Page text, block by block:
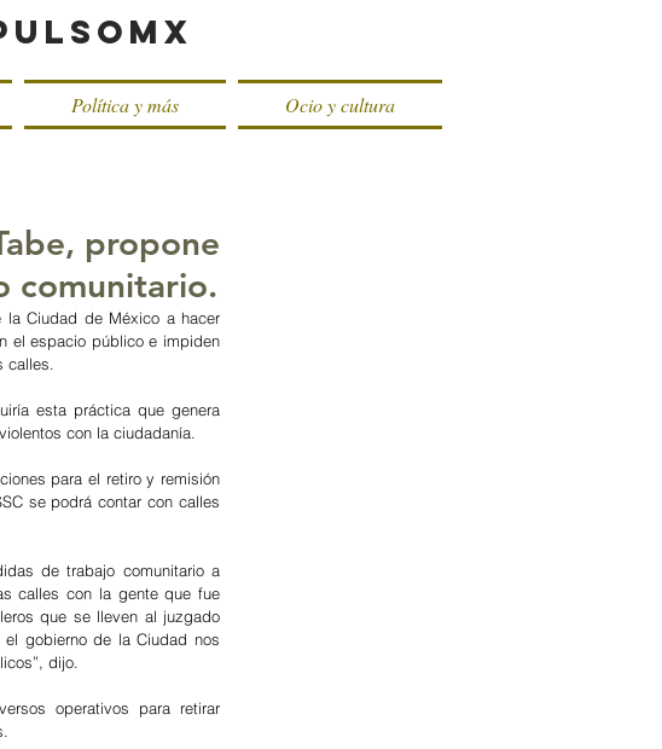
Política y más Ocio y cultura
propone
comunitario.
la Ciudad de México a hacer
el espacio público e impiden
calles.
esta práctica que genera
con la ciudadanía.
para el retiro y remisión
se podrá contar con calles
de trabajo comunitario a
calles con la gente que fue
que se lleven al juzgado
gobierno de la Ciudad nos
dijo.
operativos para retirar